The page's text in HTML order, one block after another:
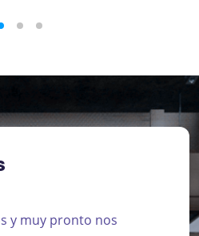
y muy pronto nos